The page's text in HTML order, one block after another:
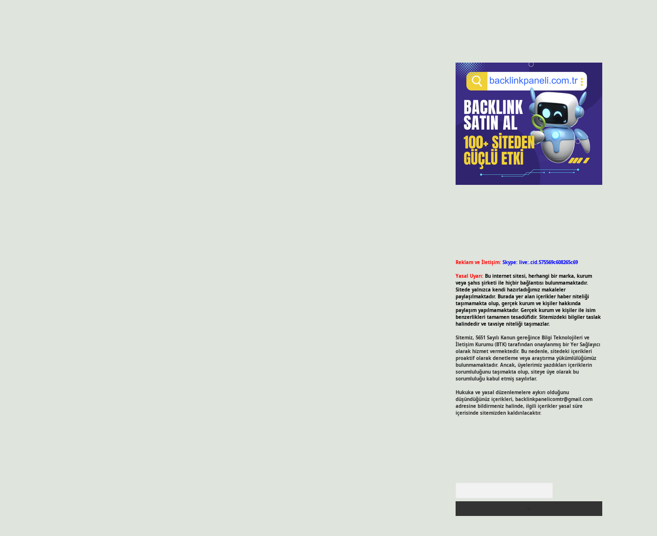
Reklam ve İletişim: Skype: live:.cid.575569c608265c69
Yasal Uyarı: Bu internet sitesi, herhangi bir marka, kurum
veya şahıs şirketi ile hiçbir bağlantısı bulunmamaktadır.
Sitede yalnızca kendi hazırladığımız makaleler
paylaşılmaktadır. Burada yer alan içerikler haber niteliği
taşımamakta olup, gerçek kurum ve kişiler hakkında
paylaşım yapılmamaktadır. Gerçek kurum ve kişiler ile isim
benzerlikleri tamamen tesadüfidir. Sitemizdeki bilgiler taslak
halindedir ve tavsiye niteliği taşımazlar.
Sitemiz, 5651 Sayılı Kanun gereğince Bilgi Teknolojileri ve
İletişim Kurumu (BTK) tarafından onaylanmış bir Yer Sağlayıcı
olarak hizmet vermektedir. Bu nedenle, sitedeki içerikleri
proaktif olarak denetleme veya araştırma yükümlülüğümüz
bulunmamaktadır. Ancak, üyelerimiz yazdıkları içeriklerin
sorumluluğunu taşımakta olup, siteye üye olarak bu
sorumluluğu kabul etmiş sayılırlar.
Hukuka ve yasal düzenlemelere aykırı olduğunu
düşündüğünüz içerikleri, backlinkpanelicomtr@gmail.com
adresine bildirmeniz halinde, ilgili içerikler yasal süre
içerisinde sitemizden kaldırılacaktır.